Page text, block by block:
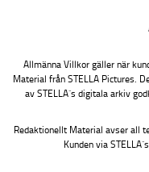
Allmänna Villkor gäller när
Material från STELLA Pictures.
av STELLA´s digitala arkiv
Redaktionellt Material avser all
Kunden via